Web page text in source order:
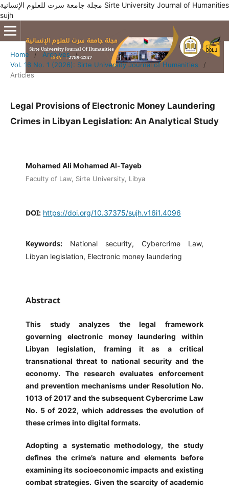
مجلة جامعة سرت للعلوم الإنسانية Sirte University Journal of Humanities
sujh
Home / Archives
/
Vol. 16 No. 1 (2026): Sirte University Journal of Humanities
/
Articles
Legal Provisions of Electronic Money Laundering
Crimes in Libyan Legislation: An Analytical Study
Mohamed Ali Mohamed Al-Tayeb
Faculty of Law, Sirte University, Libya
DOI: https://doi.org/10.37375/sujh.v16i1.4096
Keywords:
National security, Cybercrime Law,
Libyan legislation, Electronic money laundering
Abstract
This study analyzes the legal framework
governing electronic money laundering within
Libyan legislation, framing it as a critical
transnational threat to national security and the
economy. The research evaluates enforcement
and prevention mechanisms under Resolution No.
1013 of 2017 and the subsequent Cybercrime Law
No. 5 of 2022, which addresses the evolution of
these crimes into digital formats.
Adopting a systematic methodology, the study
defines the crime’s nature and elements before
examining its socioeconomic impacts and existing
combat strategies. Given the scarcity of academic